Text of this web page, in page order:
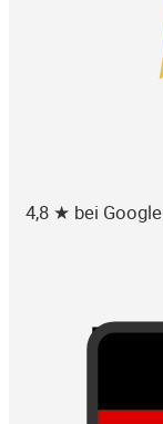
4,8 ★ bei Google